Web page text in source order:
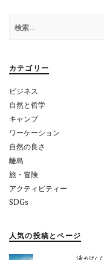
ー
シ
ン
索:
カテゴリー
ビジネス
自然と哲学
キャンプ
ワーケーション
自然の良さ
離島
旅・冒険
アクティビティー
SDGs
人気の投稿とページ